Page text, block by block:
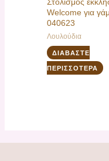
Welcome για
040623
Λουλούδια
ΔΙΑΒΆΣΤΕ
ΠΕΡΙΣΣΌΤΕΡΑ